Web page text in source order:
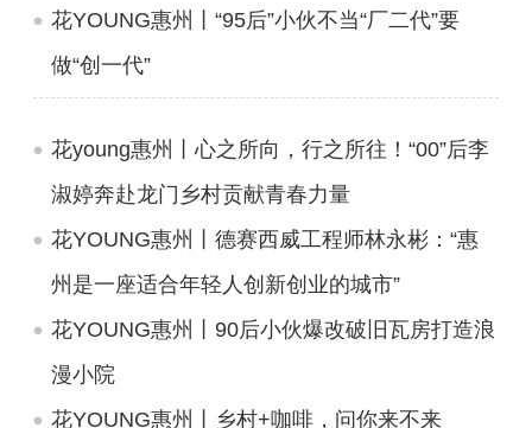
花YOUNG惠州丨“95后”小伙不当“厂二代”要
做“创一代”
花young惠州丨心之所向，行之所往！“00”后李
淑婷奔赴龙门乡村贡献青春力量
花YOUNG惠州丨德赛西威工程师林永彬：“惠
州是一座适合年轻人创新创业的城市”
花YOUNG惠州丨90后小伙爆改破旧瓦房打造浪
漫小院
花YOUNG惠州丨乡村+咖啡，问你来不来